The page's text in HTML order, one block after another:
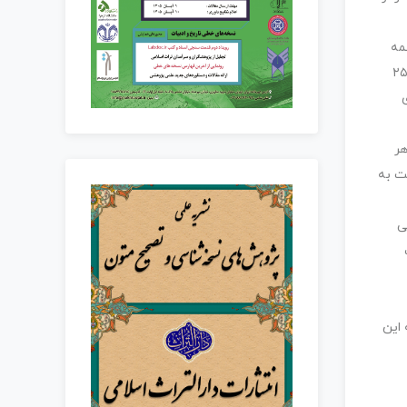
تاریخی محدود می‌شود. این نسخه مشتمل است بر ۱۲۵ برگ (۲۵۰
هر
که با کسر ۶ بیت در هر صفحه برای سرنویس‌ها و افتادگی‌ها، حدود ۱۳۵۶۰ بیت به